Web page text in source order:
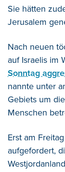
Sie hätten
Jerusalem
Nach neuen
auf Israelis im
Sonntag
nannte unter
Gebiets um
Menschen
Erst am
aufgefordert,